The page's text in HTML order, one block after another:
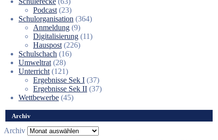
Podcast (23)
Schulorganisation (364)
Anmeldung (9)
Digitalisierung (11)
Hauspost (226)
Schulschach (16)
Umweltrat (28)
Unterricht (121)
Ergebnisse Sek I (37)
Ergebnisse Sek II (37)
Wettbewerbe (45)
Archiv
Archiv